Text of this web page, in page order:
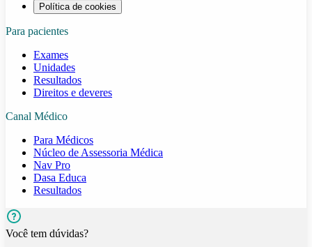
Política de cookies
Para pacientes
Exames
Unidades
Resultados
Direitos e deveres
Canal Médico
Para Médicos
Núcleo de Assessoria Médica
Nav Pro
Dasa Educa
Resultados
Você tem dúvidas?